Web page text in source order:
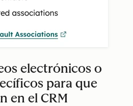
electrónicos o
para que
en el CRM